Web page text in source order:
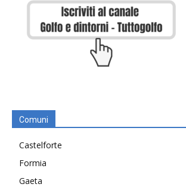
Comuni
Castelforte
Formia
Gaeta